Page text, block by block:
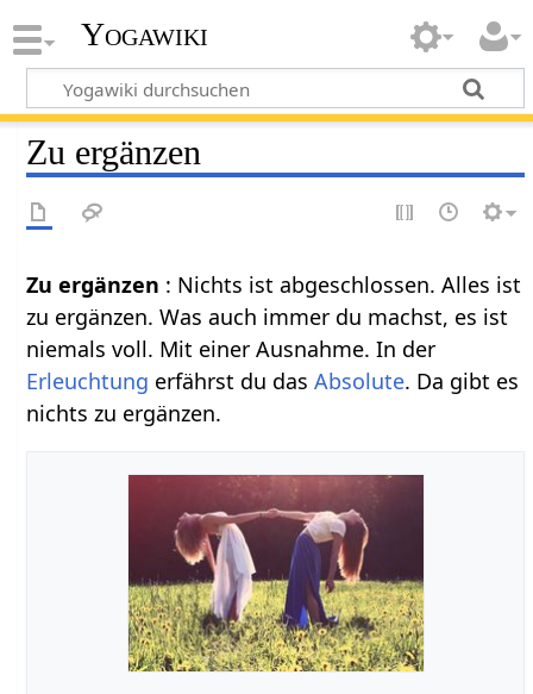
Yogawiki
Zu ergänzen
Zu ergänzen : Nichts ist abgeschlossen. Alles ist
zu ergänzen. Was auch immer du machst, es ist
niemals voll. Mit einer Ausnahme. In der
Erleuchtung erfährst du dasAbsolute. Da gibt es
nichts zu ergänzen.